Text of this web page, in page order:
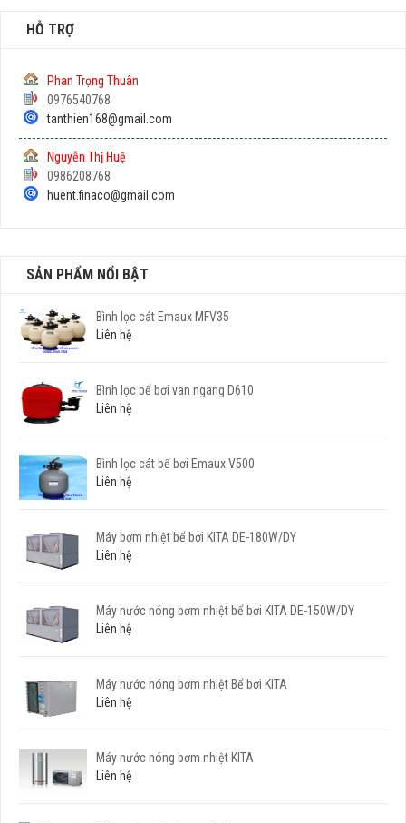
HỖ TRỢ
Phan Trọng Thuân
0976540768
tanthien168@gmail.com
Nguyễn Thị Huệ
0986208768
huent.finaco@gmail.com
SẢN PHẨM NỔI BẬT
Bình lọc cát Emaux MFV35
Liên hệ
Bình lọc bể bơi van ngang D610
Liên hệ
Bình lọc cát bể bơi Emaux V500
Liên hệ
Máy bơm nhiệt bể bơi KITA DE-180W/DY
Liên hệ
Máy nước nóng bơm nhiệt bể bơi KITA DE-150W/DY
Liên hệ
Máy nước nóng bơm nhiệt Bể bơi KITA
Liên hệ
Máy nước nóng bơm nhiệt KITA
Liên hệ